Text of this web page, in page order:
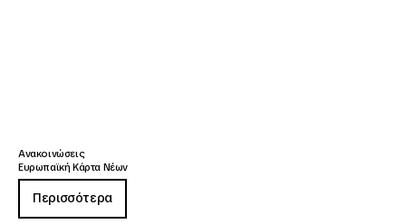
Ανακοινώσεις
Ευρωπαϊκή Κάρτα Νέων
Περισσότερα